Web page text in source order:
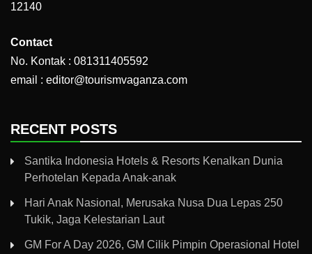
12140
Contact
No. Kontak : 081311405592
email : editor@tourismvaganza.com
RECENT POSTS
Santika Indonesia Hotels & Resorts Kenalkan Dunia
Perhotelan Kepada Anak-anak
Hari Anak Nasional, Merusaka Nusa Dua Lepas 250
Tukik, Jaga Kelestarian Laut
GM For A Day 2026, GM Cilik Pimpin Operasional Hotel